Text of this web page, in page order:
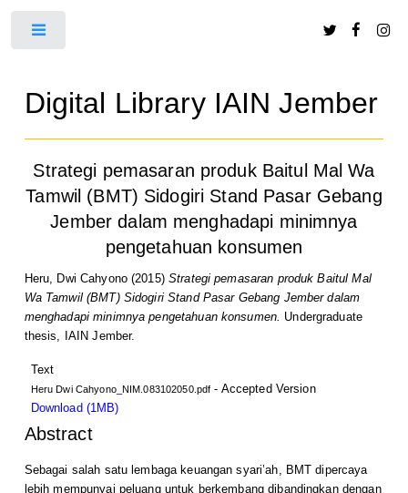
Digital Library IAIN Jember
Strategi pemasaran produk Baitul Mal Wa
Tamwil (BMT) Sidogiri Stand Pasar Gebang
Jember dalam menghadapi minimnya
pengetahuan konsumen
Heru, Dwi Cahyono(2015)Strategi pemasaran produk Baitul Mal
Wa Tamwil (BMT) Sidogiri Stand Pasar Gebang Jember dalam
menghadapi minimnya pengetahuan konsumen. Undergraduate
thesis, IAIN Jember.
Text
Heru Dwi Cahyono_NIM.083102050.pdf - Accepted Version
Download (1MB)
Abstract
Sebagai salah satu lembaga keuangan syari’ah, BMT dipercaya
lebih mempunyai peluang untuk berkembang dibandingkan dengan